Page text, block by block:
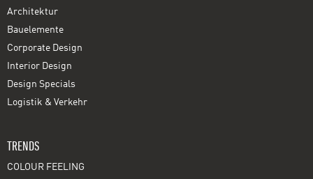
Architektur
Bauelemente
Corporate Design
Interior Design
Design Specials
Logistik & Verkehr
TRENDS
COLOUR FEELING